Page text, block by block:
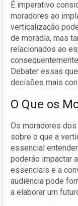
É imperativo
moradores ao
verticalização
de moradia, mas
relacionados ao
Debater essas
decisões mais
O Que os
Os moradores
sobre o que a
essencial
poderão impactar
essenciais e a
audiência pode
a elaborar um